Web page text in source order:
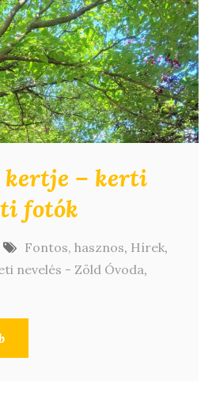
kertje – kerti
fotók
Fontos, hasznos, Hírek,
nevelés - Zöld Óvoda,